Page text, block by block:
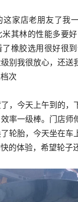
这家店老朋友了我
其林的性能多要
橡胶选用很好很
别我很放心，还送
次
，今天上午到的，
率一级棒。门店师
轮胎，今天坐在车
的体验，希望轮子